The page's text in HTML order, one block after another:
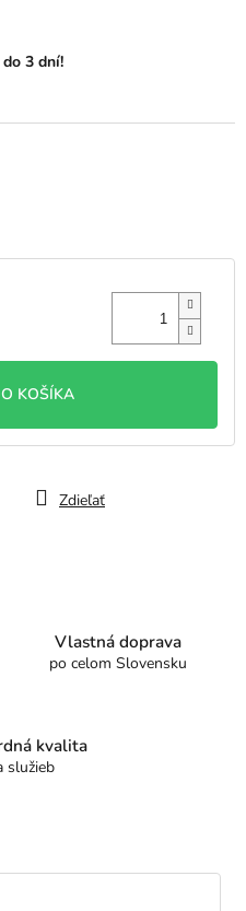
KOŠÍKA
3 dní!
Zdieľať
Vlastná doprava
po celom Slovensku
kvalita
služieb